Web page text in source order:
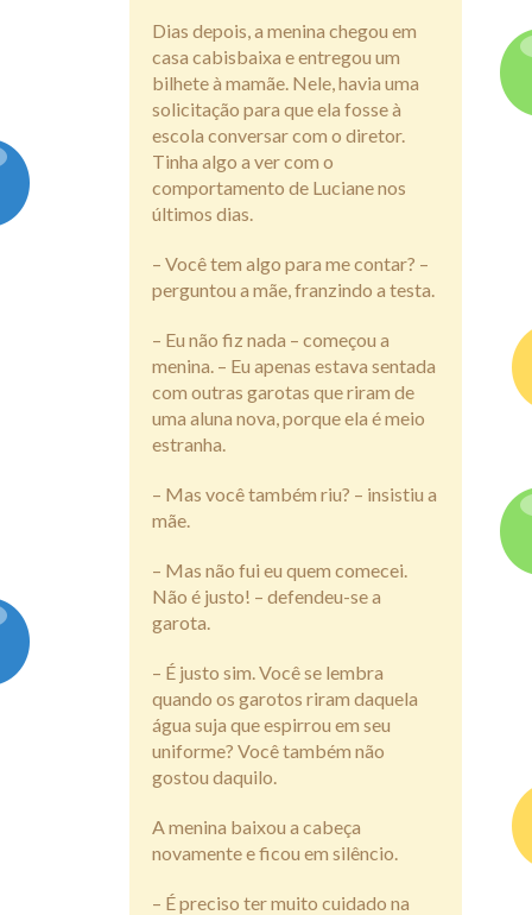
Dias depois, a menina chegou em
casa cabisbaixa e entregou um
bilhete à mamãe. Nele, havia uma
solicitação para que ela fosse à
escola conversar com o diretor.
Tinha algo a ver com o
comportamento de Luciane nos
últimos dias.
– Você tem algo para me contar? –
perguntou a mãe, franzindo a testa.
– Eu não fiz nada – começou a
menina. – Eu apenas estava sentada
com outras garotas que riram de
uma aluna nova, porque ela é meio
estranha.
– Mas você também riu? – insistiu a
mãe.
– Mas não fui eu quem comecei.
Não é justo! – defendeu-se a
garota.
– É justo sim. Você se lembra
quando os garotos riram daquela
água suja que espirrou em seu
uniforme? Você também não
gostou daquilo.
A menina baixou a cabeça
novamente e ficou em silêncio.
– É preciso ter muito cuidado na